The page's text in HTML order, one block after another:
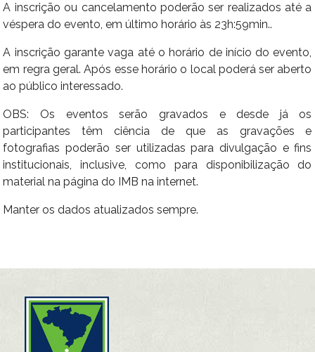
A inscrição ou cancelamento poderão ser realizados até a
véspera do evento, em último horário às 23h:59min..
A inscrição garante vaga até o horário de início do evento,
em regra geral. Após esse horário o local poderá ser aberto
ao público interessado.
OBS: Os eventos serão gravados e desde já os
participantes têm ciência de que as gravações e
fotografias poderão ser utilizadas para divulgação e fins
institucionais, inclusive, como para disponibilização do
material na página do IMB na internet.
Manter os dados atualizados sempre.